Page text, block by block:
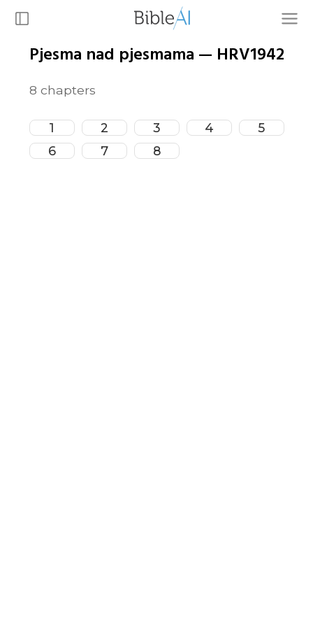
Pjesma nad pjesmama — HRV1942
8 chapters
1 2 3 4
5
6
7 8